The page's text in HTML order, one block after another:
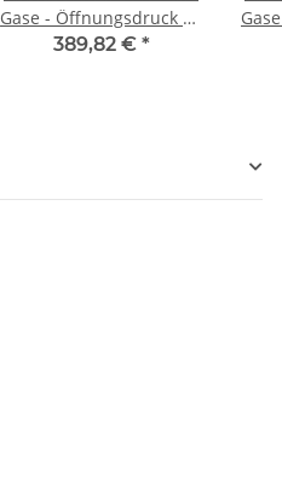
Gase - Öffnungsdruck 25
bar - Eingang 1/4" NPT
389,82 € *